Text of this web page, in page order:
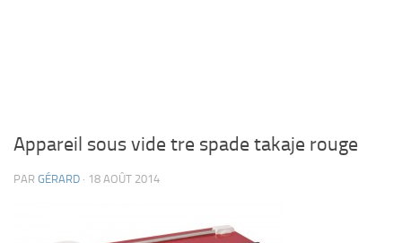
Appareil sous vide tre spade takaje rouge
PAR GÉRARD · 18 AOÛT 2014